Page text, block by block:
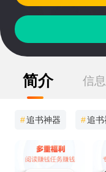
简介 信息
#追书神器 #追书